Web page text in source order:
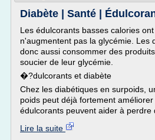
Diabète | Santé |
Les édulcorants basses calories
n'augmentent pas la glycémie. Les
donc aussi consommer des
soucier de leur glycémie.
�?dulcorants et diabète
Chez les diabétiques en surpoids,
poids peut déjà fortement
édulcorants peuvent aider à perdre
Lire la suite